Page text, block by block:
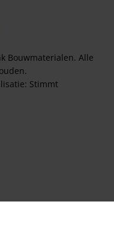
Bouwmaterialen. Alle
Stimmt